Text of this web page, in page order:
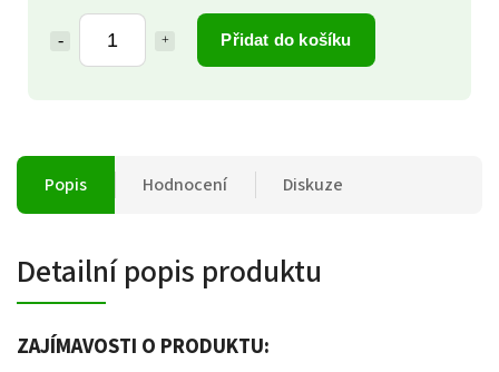
Přidat do košíku
Popis Hodnocení Diskuze
Detailní popis produktu
ZAJÍMAVOSTI O PRODUKTU: